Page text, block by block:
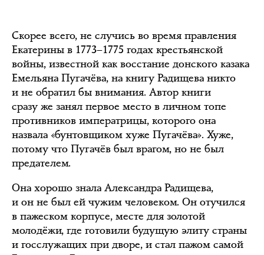
Скорее всего, не случись во время правления
Екатерины в 1773–1775 годах крестьянской
войны, известной как восстание донского казака
Емельяна Пугачёва, на книгу Радищева никто
и не обратил бы внимания. Автор книги
сразу же занял первое место в личном топе
противников императрицы, которого она
назвала «бунтовщиком хуже Пугачёва». Хуже,
потому что Пугачёв был врагом, но не был
предателем.
Она хорошо знала Александра Радищева,
и он не был ей чужим человеком. Он отучился
в пажеском корпусе, месте для золотой
молодёжи, где готовили будущую элиту страны
и госслужащих при дворе, и стал пажом самой